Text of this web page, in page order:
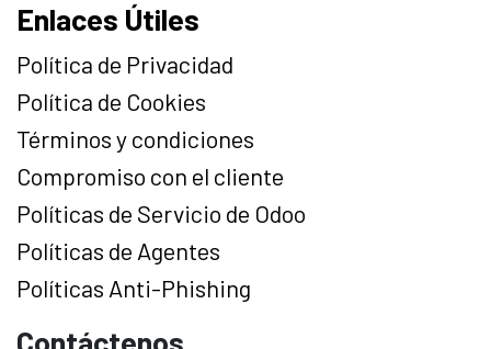
Enlaces Útiles
Política de Privacidad
Política de Cookies
Términos y condiciones
Compromiso con el cliente
Políticas de Servicio de Odoo
Políticas de Agentes
Políticas Anti-Phishing
Contáctenos